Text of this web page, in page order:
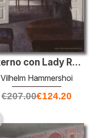
Interno con Lady Reading
Vilhelm Hammershoi
€207.00€124.20